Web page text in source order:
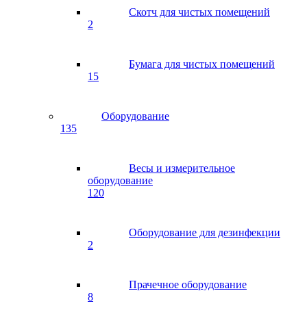
Скотч для чистых помещений
2
Бумага для чистых помещений
15
Оборудование
135
Весы и измерительное
оборудование
120
Оборудование для дезинфекции
2
Прачечное оборудование
8